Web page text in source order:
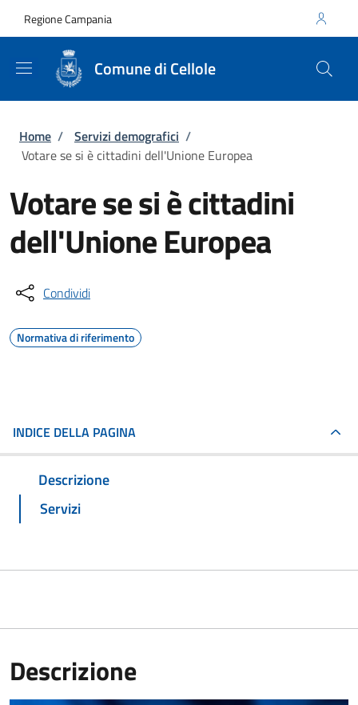
Regione Campania
Comune di Cellole
Briciole di pane
Home / Servizi demografici /
Votare se si è cittadini dell'Unione Europea
Votare se si è cittadini
dell'Unione Europea
Condividi
Normativa di riferimento
INDICE DELLA PAGINA
Descrizione
Servizi
Descrizione